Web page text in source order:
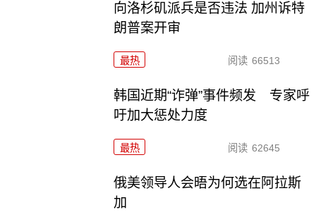
向洛杉矶派兵是否违法 加州诉特
朗普案开审
最热 阅读 66513
韩国近期“诈弹”事件频发 专家呼
吁加大惩处力度
最热 阅读 62645
俄美领导人会晤为何选在阿拉斯
加